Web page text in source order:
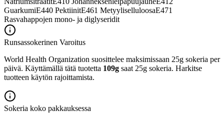
GuarkumiE440 PektiinitE461 MetyyliselluloosaE471
Rasvahappojen mono- ja diglyseridit
Runsassokerinen Varoitus
World Health Organization suosittelee maksimissaan 25g sokeria per
päivä. Käyttämällä tätä tuotetta 109g saat 25g sokeria. Harkitse
tuotteen käytön rajoittamista.
Sokeria koko pakkauksessa